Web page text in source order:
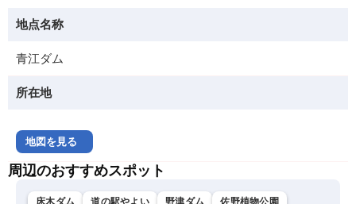
地点名称
青江ダム
所在地
地図を見る
周辺のおすすめスポット
床木ダム 道の駅やよい 野津ダム
佐野植物公園